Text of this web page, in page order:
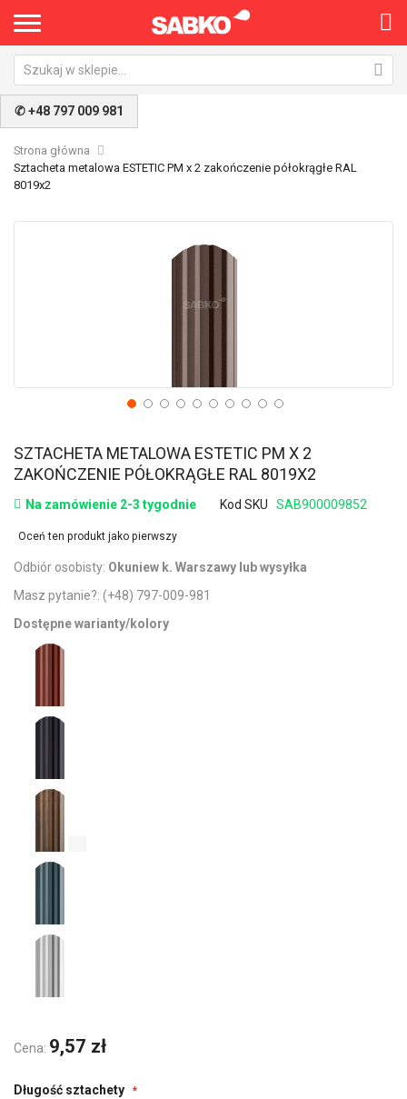
✆ +48 797 009 981
Strona główna
Sztacheta metalowa ESTETIC PM x 2 zakończenie półokrągłe RAL
8019x2
SZTACHETA METALOWA ESTETIC PM X 2
ZAKOŃCZENIE PÓŁOKRĄGŁE RAL 8019X2
Na zamówienie 2-3 tygodnie Kod SKU SAB900009852
Oceń ten produkt jako pierwszy
Odbiór osobisty: Okuniew k. Warszawy lub wysyłka
Masz pytanie?: (+48) 797-009-981
Dostępne warianty/kolory
Cena: 9,57 zł
Długość sztachety
Nie pokazuj ponownie